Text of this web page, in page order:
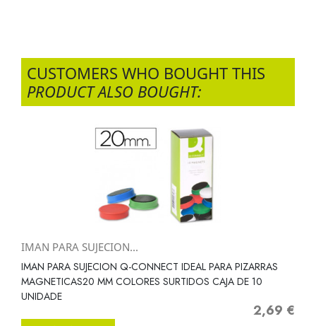
CUSTOMERS WHO BOUGHT THIS
PRODUCT ALSO BOUGHT:
IMAN PARA SUJECION...
IMAN PARA SUJECION Q-CONNECT IDEAL PARA PIZARRAS
MAGNETICAS20 MM COLORES SURTIDOS CAJA DE 10
UNIDADE
Precio
2,69 €